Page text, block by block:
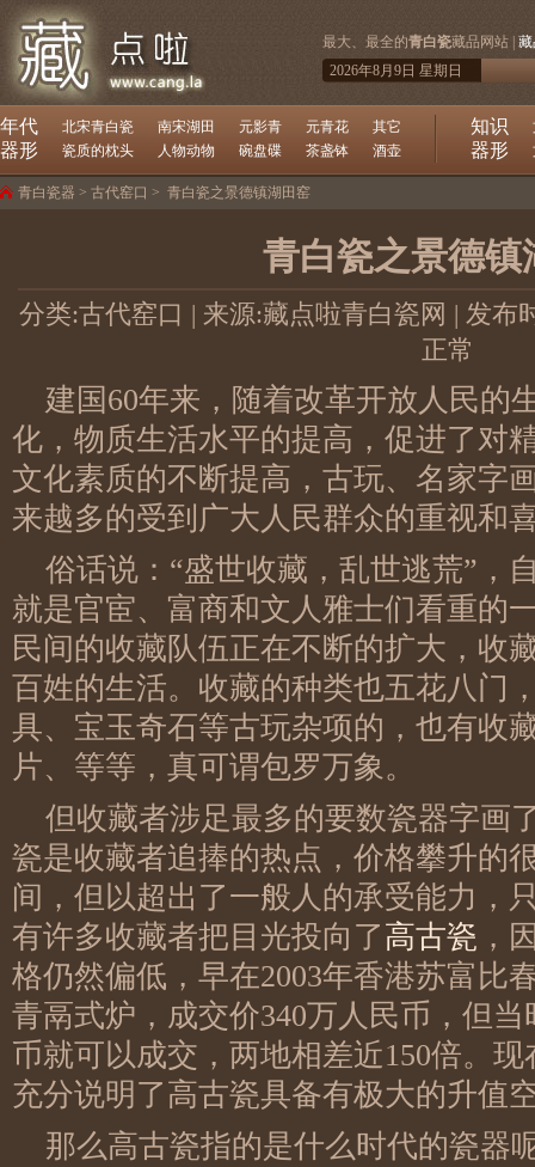
最大、最全的青白瓷藏品网站 |
2026年8月9日 星期日
年代 北宋青白瓷 南宋湖田 元影青 元青花 其它
器形 瓷质的枕头 人物动物 碗盘碟 茶盏钵 酒壶
知识
器形
青白瓷器 > 古代窑口 > 青白瓷之景德镇湖田窑
青白瓷之景德镇
分类:古代窑口 | 来源:藏点啦青白瓷网 | 发布
正常
建国60年来，随着改革开放人民的
化，物质生活水平的提高，促进了对
文化素质的不断提高，古玩、名家字
来越多的受到广大人民群众的重视和
俗话说：“盛世收藏，乱世逃荒”，
就是官宦、富商和文人雅士们看重的
民间的收藏队伍正在不断的扩大，收
百姓的生活。收藏的种类也五花八门
具、宝玉奇石等古玩杂项的，也有收
片、等等，真可谓包罗万象。
但收藏者涉足最多的要数瓷器字画
瓷是收藏者追捧的热点，价格攀升的
间，但以超出了一般人的承受能力，
有许多收藏者把目光投向了高古瓷 ，
格仍然偏低，早在2003年香港苏富比
青鬲式炉，成交价340万人民币，但
币就可以成交，两地相差近150倍。
充分说明了高古瓷具备有极大的升值
那么高古瓷指的是什么时代的瓷器